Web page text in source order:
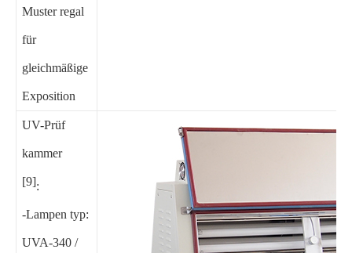
Muster regal
für
gleichmäßige
Exposition
UV-Prüf
kammer
[9]:
-Lampen typ:
UVA-340 /